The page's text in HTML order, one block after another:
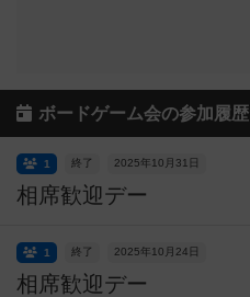
ボードゲーム会の参加履歴
相席歓迎デー
終了 2025年10月31日
1
相席歓迎デー
終了 2025年10月24日
1